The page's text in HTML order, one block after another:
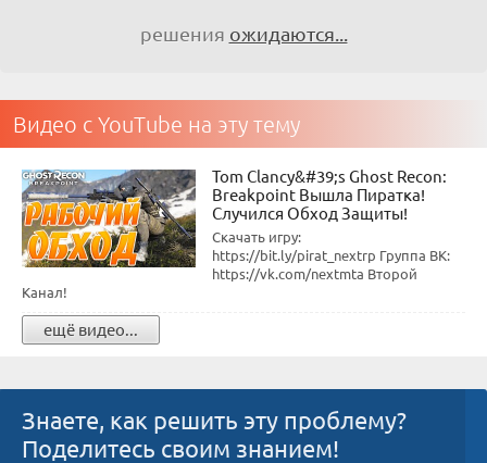
решения ожидаются...
Видео с YouTube на эту тему
Tom Clancy&#39;s Ghost Recon:
Breakpoint Вышла Пиратка!
Случился Обход Защиты!
Скачать игру:
https://bit.ly/pirat_nextrp Группа ВК:
https://vk.com/nextmta Второй
Канал!
ещё видео...
Знаете, как решить эту проблему?
Поделитесь своим знанием!